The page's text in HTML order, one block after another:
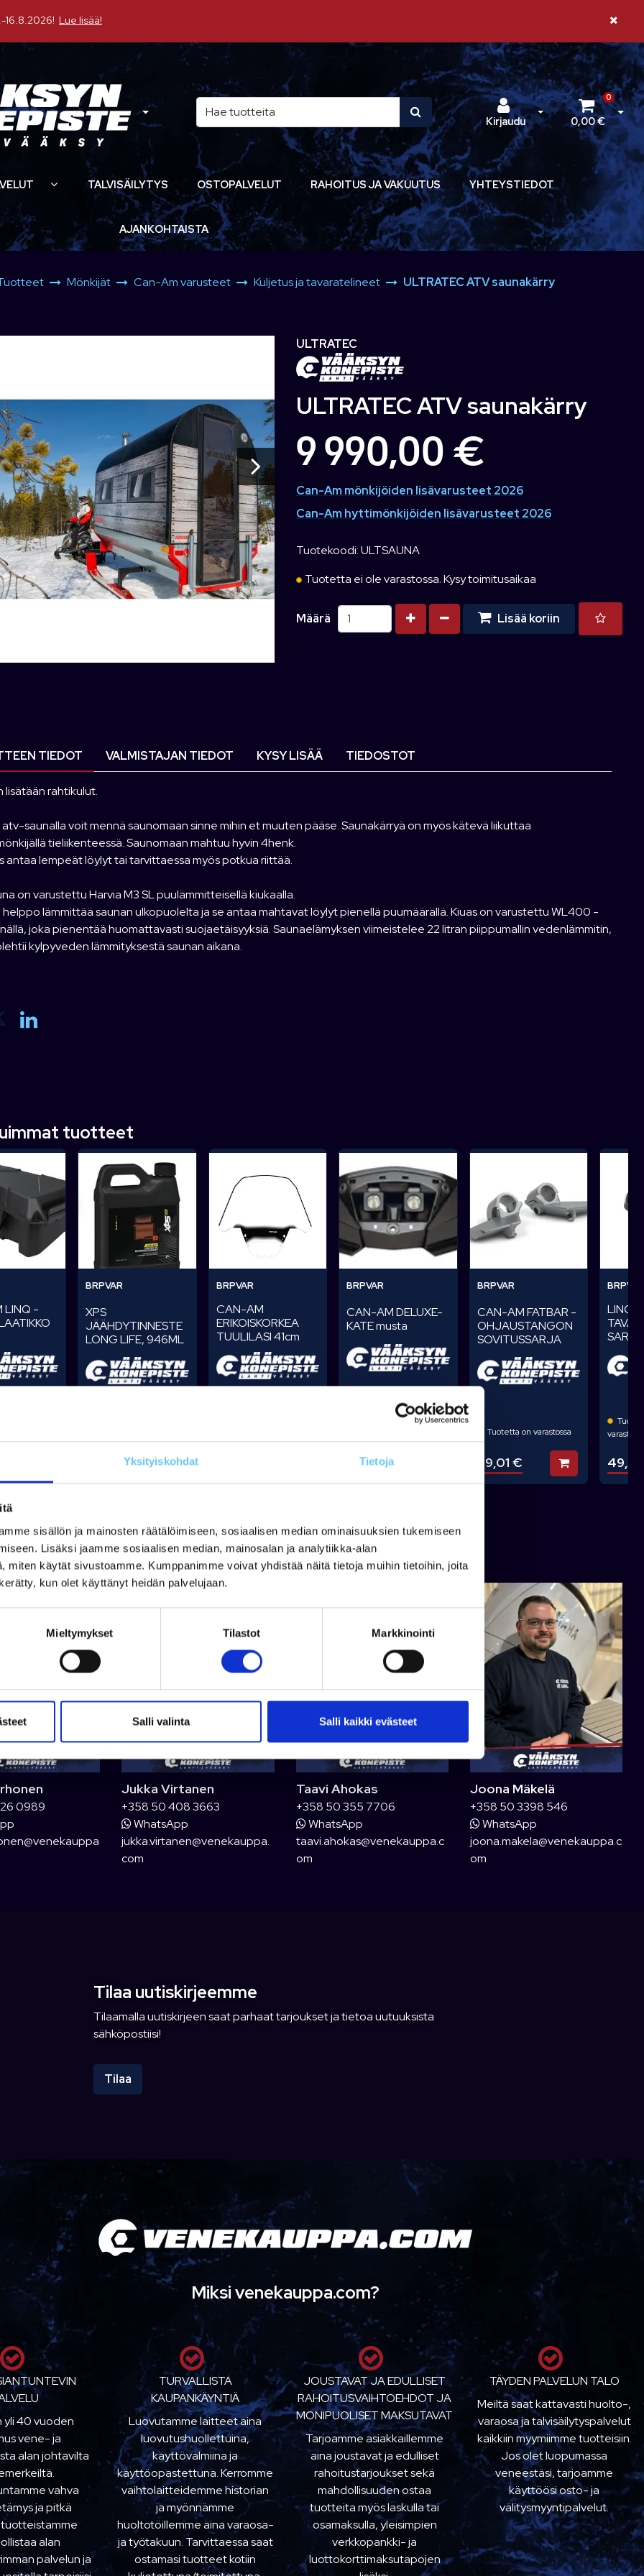
Yksityiskohdat Tietoja
sisällön ja mainosten räätälöimiseen, sosiaalisen median ominaisuuksien tukemiseen
Lisäksi jaamme sosiaalisen median, mainosalan ja analytiikka-alan
miten käytät sivustoamme. Kumppanimme voivat yhdistää näitä tietoja muihin tietoihin, joita
kun olet käyttänyt heidän palvelujaan.
Mieltymykset Tilastot Markkinointi
Salli valinta Salli kaikki evästeet
16.8.2026! Lue lisää! Sulje
Kirjaudu
Avaa kirjautuminen
0
0,00 €
TALVISÄILYTYS OSTOPALVELUT RAHOITUS JA VAKUUTUS YHTEYSTIEDOT
AJANKOHTAISTA
Mönkijät Can-Am varusteet Kuljetus ja tavaratelineet ULTRATEC ATV saunakärry
ULTRATEC
ULTRATEC ATV saunakärry
9 990,00 €
Can-Am mönkijöiden lisävarusteet 2026
Can-Am hyttimönkijöiden lisävarusteet 2026
Tuotekoodi: ULTSAUNA
Tuotetta ei ole varastossa. Kysy toimitusaikaa
Määrä Kasvata määrää
Vähennä määrää
Lisää koriin
TIEDOT VALMISTAJAN TIEDOT KYSY LISÄÄ TIEDOSTOT
lisätään rahtikulut.
saunalla voit mennä saunomaan sinne mihin et muuten pääse. Saunakärryä on myös kätevä liikuttaa
tieliikenteessä. Saunomaan mahtuu hyvin 4henk.
antaa lempeät löylyt tai tarvittaessa myös potkua riittää.
on varustettu Harvia M3 SL puulämmitteisellä kiukaalla.
helppo lämmittää saunan ulkopuolelta ja se antaa mahtavat löylyt pienellä puumäärällä. Kiuas on varustettu WL400 -
joka pienentää huomattavasti suojaetäisyyksiä. Saunaelämyksen viimeistelee 22 litran piippumallin vedenlämmitin,
kylpyveden lämmityksestä saunan aikana.
tuotteet
LINQ -
BRPVAR
XPS
JÄÄHDYTINNESTE
LONG LIFE, 946ML
14,90 € Lisää koriin
BRPVAR
CAN-AM
ERIKOISKORKEA
TUULILASI 41cm
Lisää koriin
BRPVAR
CAN-AM DELUXE-
KATE musta
Tuotetta ei ole
319,00 € Lisää koriin
BRPVAR
CAN-AM FATBAR -
OHJAUSTANGON
SOVITUSSARJA
Tuotetta on varastossa
39,01 € Lisää koriin
LINQ-
SARJA
0989
Jukka Virtanen
+358 50 408 3663
WhatsApp
jukka.virtanen@venekauppa.
com
Taavi Ahokas
+358 50 355 7706
WhatsApp
taavi.ahokas@venekauppa.c
om
Joona Mäkelä
+358 50 3398 546
WhatsApp
joona.makela@venekauppa.c
om
Tilaa uutiskirjeemme
Tilaamalla uutiskirjeen saat parhaat tarjoukset ja tietoa uutuuksista
sähköpostiisi!
Tilaa
Miksi venekauppa.com?
yli 40 vuoden
vene- ja
alan johtavilta
vahva
ja pitkä
alan
palvelun ja
TURVALLISTA
KAUPANKÄYNTIÄ
Luovutamme laitteet aina
luovutushuollettuina,
käyttövalmiina ja
käyttöopastettuna. Kerromme
vaihtolaitteidemme historian
ja myönnämme
huoltotöillemme aina varaosa-
ja työtakuun. Tarvittaessa saat
ostamasi tuotteet kotiin
JOUSTAVAT JA EDULLISET
RAHOITUSVAIHTOEHDOT JA
MONIPUOLISET MAKSUTAVAT
Tarjoamme asiakkaillemme
aina joustavat ja edulliset
rahoitustarjoukset sekä
mahdollisuuden ostaa
tuotteita myös laskulla tai
osamaksulla, yleisimpien
verkkopankki- ja
luottokorttimaksutapojen
TÄYDEN PALVELUN TALO
Meiltä saat kattavasti huolto-,
varaosa ja talvisäilytyspalvelut
kaikkiin myymiimme tuotteisiin.
Jos olet luopumassa
veneestäsi, tarjoamme
käyttöösi osto- ja
välitysmyyntipalvelut.